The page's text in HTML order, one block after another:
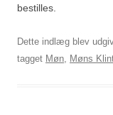
bestilles.
Dette indlæg blev
tagget Møn Møns